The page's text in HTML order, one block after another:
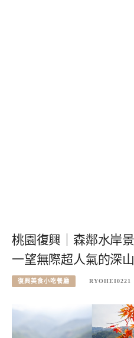
桃園復興｜森鄰水岸
一望無際超人氣的深
復興美食小吃餐廳 RYOHEI0221